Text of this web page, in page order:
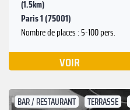
(1.5km)
Paris 1 (75001)
Nombre de places : 5-100 pers.
VOIR
BAR / RESTAURANT TERRASSE